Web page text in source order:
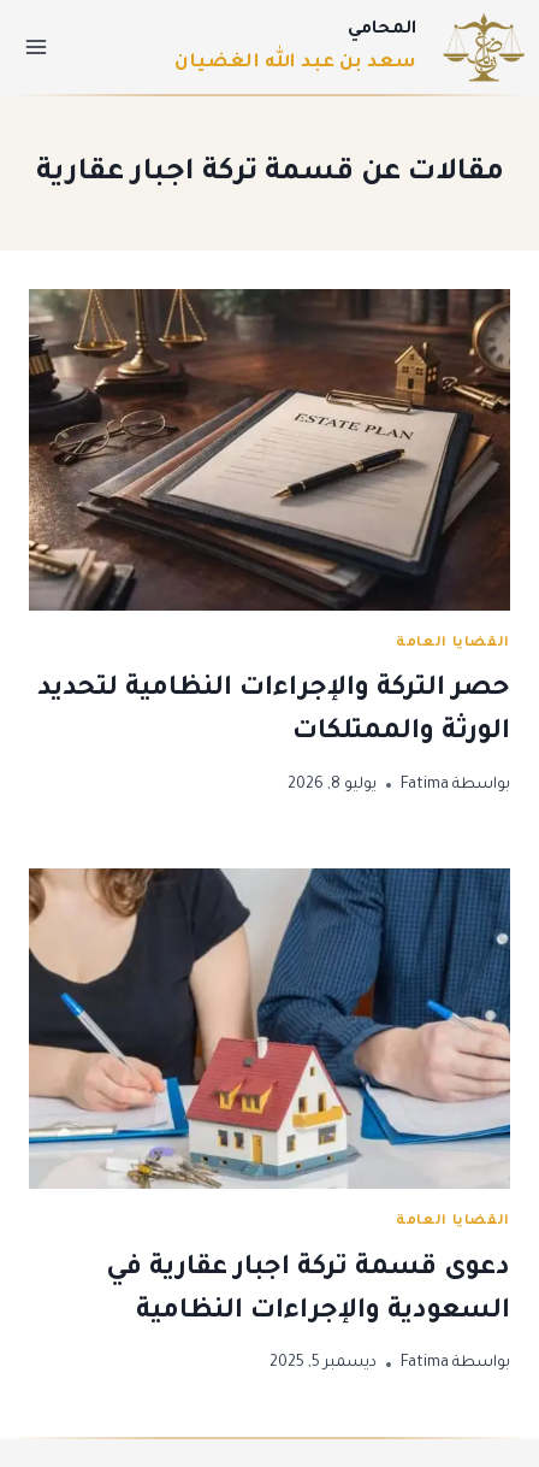
المحامي
سعد بن عبد الله الغضيان
مقالات عن قسمة تركة اجبار عقارية
القضايا العامة
حصر التركة والإجراءات النظامية لتحديد
الورثة والممتلكات
بواسطة Fatima يوليو 8, 2026
القضايا العامة
دعوى قسمة تركة اجبار عقارية في
السعودية والإجراءات النظامية
بواسطة Fatima ديسمبر 5, 2025